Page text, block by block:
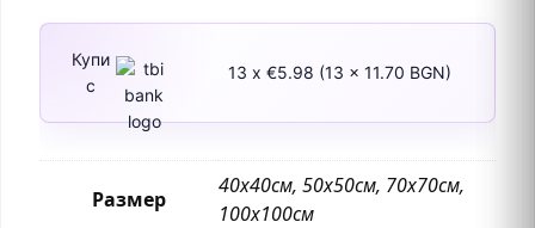
Купи
с
13 x €5.98 (13 x 11.70 BGN)
Размер
40х40см, 50х50см, 70х70см,
100х100см